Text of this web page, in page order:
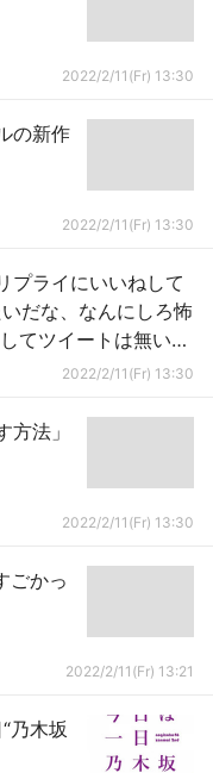
2022/2/11(Fr) 13:30
の新作
2022/2/11(Fr) 13:30
プライにいいねして
だな、なんにしろ怖
てツイートは無いが
チに対しての牽制か
2022/2/11(Fr) 13:30
方法」
2022/2/11(Fr) 13:30
ごかっ
2022/2/11(Fr) 13:21
乃木坂